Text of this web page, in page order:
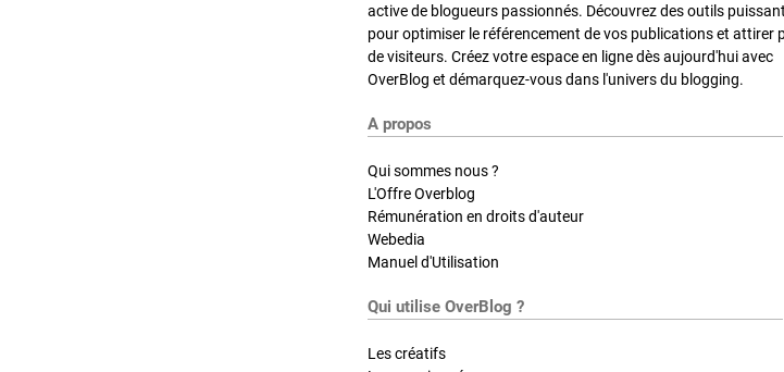
active de blogueurs passionnés. Découvrez des outils
pour optimiser le référencement de vos publications et attirer
de visiteurs. Créez votre espace en ligne dès aujourd'hui avec
OverBlog et démarquez-vous dans l'univers du blogging.
A propos
Qui sommes nous ?
L'Offre Overblog
Rémunération en droits d'auteur
Webedia
Manuel d'Utilisation
Qui utilise OverBlog ?
Les créatifs